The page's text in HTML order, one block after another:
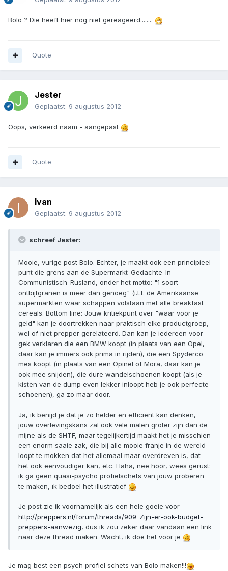
Bolo ? Die heeft hier nog niet gereageerd........
Quote
Jester
Geplaatst: 9 augustus 2012
Oops, verkeerd naam - aangepast
Quote
Ivan
Geplaatst: 9 augustus 2012
schreef Jester:
Mooie, vurige post Bolo. Echter, je maakt ook een principieel
punt die grens aan de Supermarkt-Gedachte-In-
Communistisch-Rusland, onder het motto: "1 soort
ontbijtgranen is meer dan genoeg" (i.t.t. de Amerikaanse
supermarkten waar schappen volstaan met alle breakfast
cereals. Bottom line: Jouw kritiekpunt over "waar voor je
geld" kan je doortrekken naar praktisch elke productgroep,
wel of niet prepper gerelateerd. Dan kan je iedereen voor
gek verklaren die een BMW koopt (in plaats van een Opel,
daar kan je immers ook prima in rijden), die een Spyderco
mes koopt (in plaats van een Opinel of Mora, daar kan je
ook mee snijden), die dure wandelschoenen koopt (als je
kisten van de dump even lekker inloopt heb je ook perfecte
schoenen), ga zo maar door.
Ja, ik benijd je dat je zo helder en efficient kan denken,
jouw overlevingskans zal ook vele malen groter zijn dan de
mijne als de SHTF, maar tegelijkertijd maakt het je misschien
een enorm saaie zak, die bij alle mooie franje in de wereld
loopt te mokken dat het allemaal maar overdreven is, dat
het ook eenvoudiger kan, etc. Haha, nee hoor, wees gerust:
ik ga geen quasi-psycho profielschets van jouw proberen
te maken, ik bedoel het illustratief
Je post zie ik voornamelijk als een hele goeie voor
http://preppers.nl/forum/threads/909-Zijn-er-ook-budget-
preppers-aanwezig, dus ik zou zeker daar vandaan een link
naar deze thread maken. Wacht, ik doe het voor je
Je mag best een psych profiel schets van Bolo maken!!!